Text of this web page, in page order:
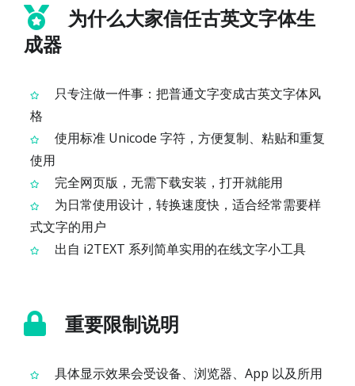
为什么大家信任古英文字体生
成器
只专注做一件事：把普通文字变成古英文字体风
格
使用标准 Unicode 字符，方便复制、粘贴和重复
使用
完全网页版，无需下载安装，打开就能用
为日常使用设计，转换速度快，适合经常需要样
式文字的用户
出自 i2TEXT 系列简单实用的在线文字小工具
重要限制说明
具体显示效果会受设备、浏览器、App 以及所用